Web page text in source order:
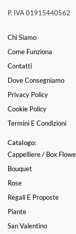
P. IVA 01915440562
Chi Siamo
Come Funziona
Contatti
Dove Consegniamo
Privacy Policy
Cookie Policy
Termini E Condizioni
Catalogo:
Cappelliere / Box
Bouquet
Rose
Regali E Proposte
Piante
San Valentino